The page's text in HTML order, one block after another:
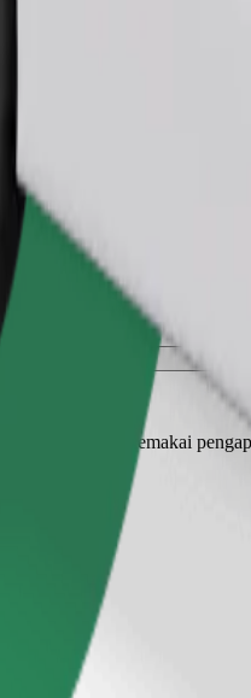
Anjing mesti memakai